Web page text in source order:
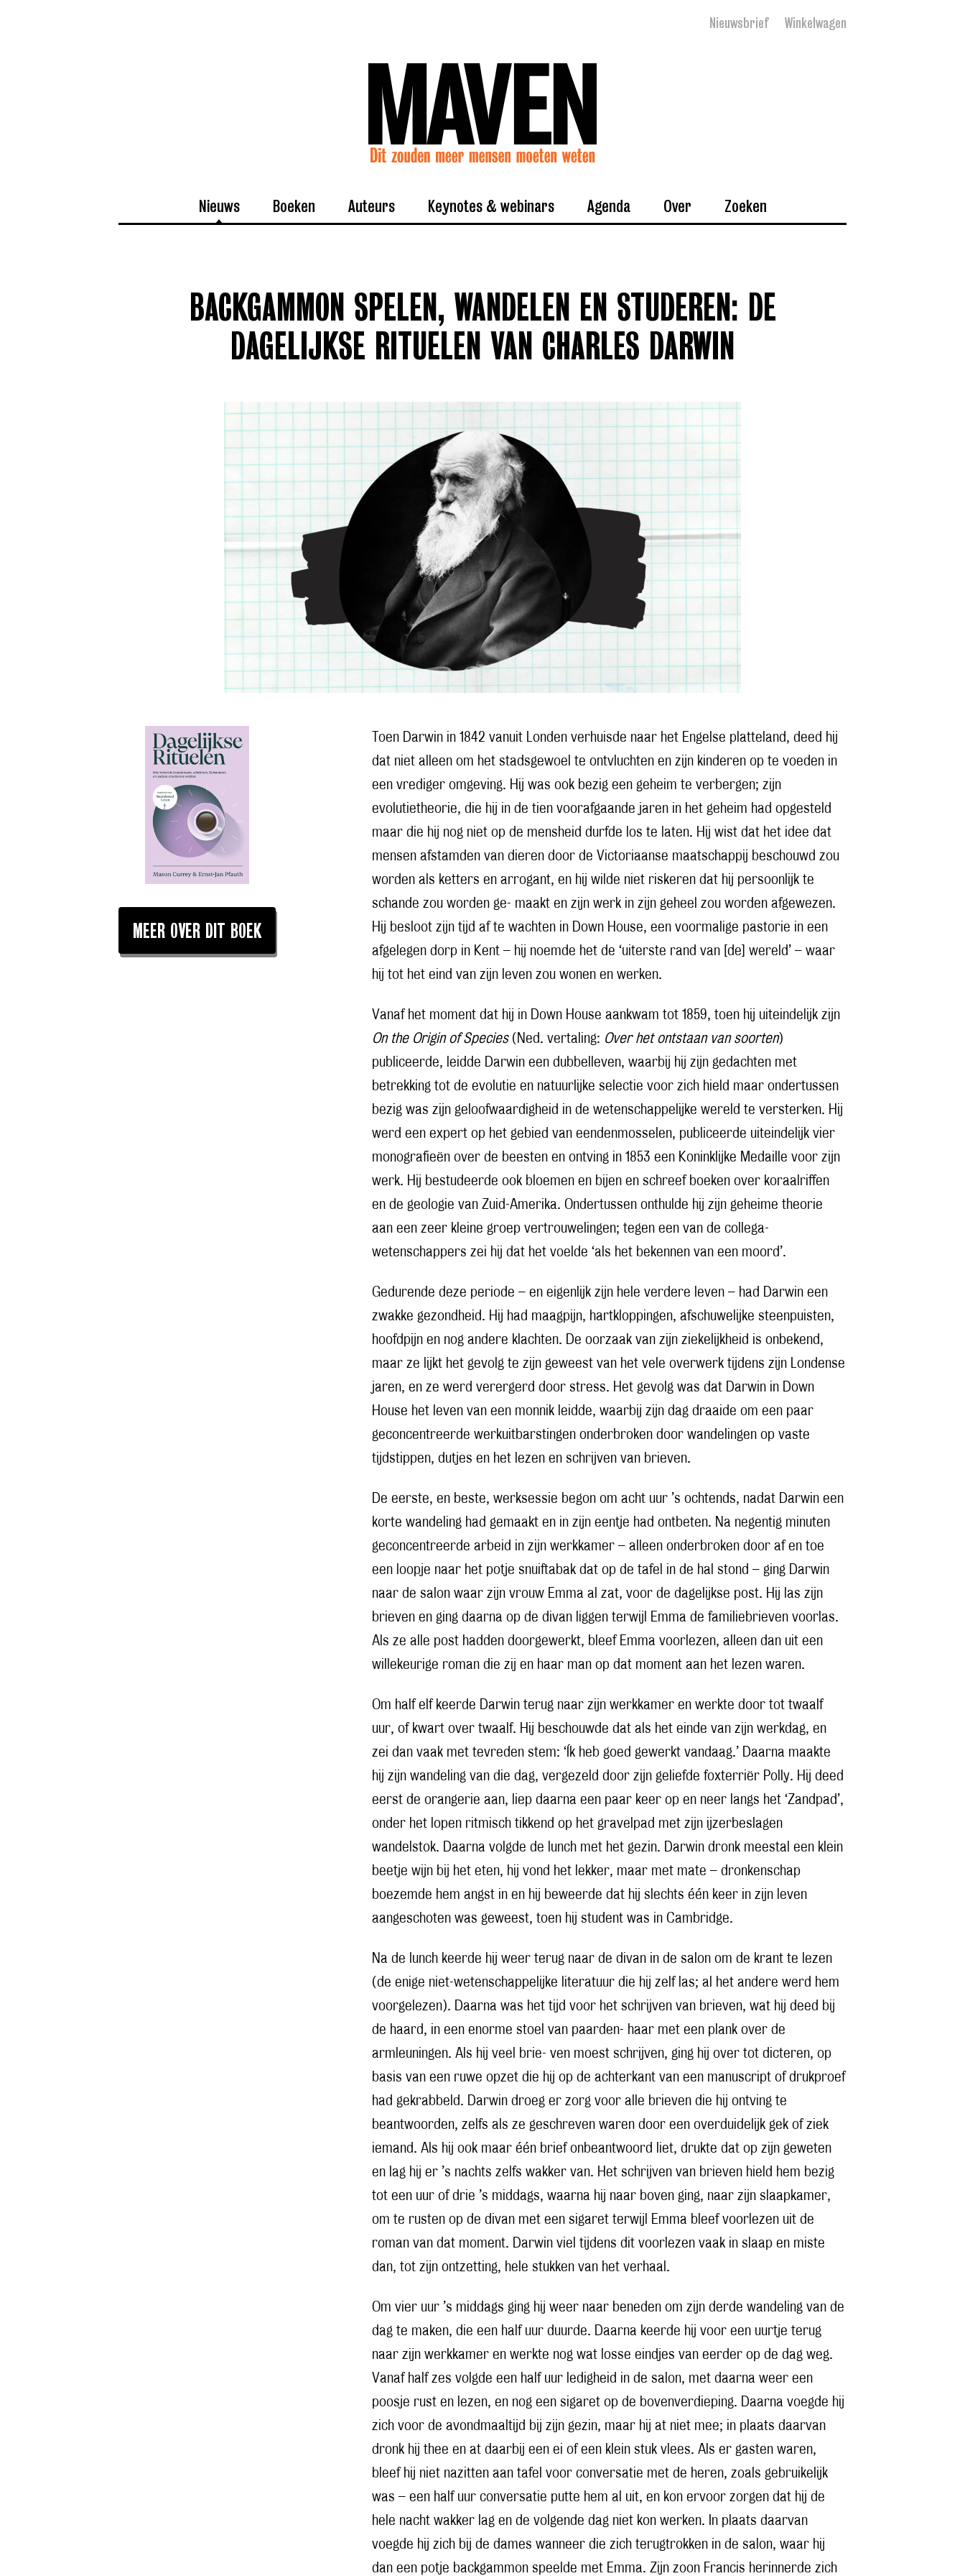
Nieuwsbrief Winkelwagen
Nieuws Boeken Auteurs Keynotes & webinars Agenda Over Zoeken
BACKGAMMON SPELEN, WANDELEN EN STUDEREN: DE
DAGELIJKSE RITUELEN VAN CHARLES DARWIN
MEER OVER DIT BOEK
Toen Darwin in 1842 vanuit Londen verhuisde naar het Engelse platteland, deed hij
dat niet alleen om het stadsgewoel te ontvluchten en zijn kinderen op te voeden in
een vrediger omgeving. Hij was ook bezig een geheim te verbergen; zijn
evolutietheorie, die hij in de tien voorafgaande jaren in het geheim had opgesteld
maar die hij nog niet op de mensheid durfde los te laten. Hij wist dat het idee dat
mensen afstamden van dieren door de Victoriaanse maatschappij beschouwd zou
worden als ketters en arrogant, en hij wilde niet riskeren dat hij persoonlijk te
schande zou worden ge- maakt en zijn werk in zijn geheel zou worden afgewezen.
Hij besloot zijn tijd af te wachten in Down House, een voormalige pastorie in een
afgelegen dorp in Kent – hij noemde het de ‘uiterste rand van [de] wereld’ – waar
hij tot het eind van zijn leven zou wonen en werken.
Vanaf het moment dat hij in Down House aankwam tot 1859, toen hij uiteindelijk zijn
On the Origin of Species (Ned. vertaling: Over het ontstaan van soorten)
publiceerde, leidde Darwin een dubbelleven, waarbij hij zijn gedachten met
betrekking tot de evolutie en natuurlijke selectie voor zich hield maar ondertussen
bezig was zijn geloofwaardigheid in de wetenschappelijke wereld te versterken. Hij
werd een expert op het gebied van eendenmosselen, publiceerde uiteindelijk vier
monografieën over de beesten en ontving in 1853 een Koninklijke Medaille voor zijn
werk. Hij bestudeerde ook bloemen en bijen en schreef boeken over koraalriffen
en de geologie van Zuid-Amerika. Ondertussen onthulde hij zijn geheime theorie
aan een zeer kleine groep vertrouwelingen; tegen een van de collega-
wetenschappers zei hij dat het voelde ‘als het bekennen van een moord’.
Gedurende deze periode – en eigenlijk zijn hele verdere leven – had Darwin een
zwakke gezondheid. Hij had maagpijn, hartkloppingen, afschuwelijke steenpuisten,
hoofdpijn en nog andere klachten. De oorzaak van zijn ziekelijkheid is onbekend,
maar ze lijkt het gevolg te zijn geweest van het vele overwerk tijdens zijn Londense
jaren, en ze werd verergerd door stress. Het gevolg was dat Darwin in Down
House het leven van een monnik leidde, waarbij zijn dag draaide om een paar
geconcentreerde werkuitbarstingen onderbroken door wandelingen op vaste
tijdstippen, dutjes en het lezen en schrijven van brieven.
De eerste, en beste, werksessie begon om acht uur ’s ochtends, nadat Darwin een
korte wandeling had gemaakt en in zijn eentje had ontbeten. Na negentig minuten
geconcentreerde arbeid in zijn werkkamer – alleen onderbroken door af en toe
een loopje naar het potje snuiftabak dat op de tafel in de hal stond – ging Darwin
naar de salon waar zijn vrouw Emma al zat, voor de dagelijkse post. Hij las zijn
brieven en ging daarna op de divan liggen terwijl Emma de familiebrieven voorlas.
Als ze alle post hadden doorgewerkt, bleef Emma voorlezen, alleen dan uit een
willekeurige roman die zij en haar man op dat moment aan het lezen waren.
Om half elf keerde Darwin terug naar zijn werkkamer en werkte door tot twaalf
uur, of kwart over twaalf. Hij beschouwde dat als het einde van zijn werkdag, en
zei dan vaak met tevreden stem: ‘Ík heb goed gewerkt vandaag.’ Daarna maakte
hij zijn wandeling van die dag, vergezeld door zijn geliefde foxterriër Polly. Hij deed
eerst de orangerie aan, liep daarna een paar keer op en neer langs het ‘Zandpad’,
onder het lopen ritmisch tikkend op het gravelpad met zijn ijzerbeslagen
wandelstok. Daarna volgde de lunch met het gezin. Darwin dronk meestal een klein
beetje wijn bij het eten, hij vond het lekker, maar met mate – dronkenschap
boezemde hem angst in en hij beweerde dat hij slechts één keer in zijn leven
aangeschoten was geweest, toen hij student was in Cambridge.
Na de lunch keerde hij weer terug naar de divan in de salon om de krant te lezen
(de enige niet-wetenschappelijke literatuur die hij zelf las; al het andere werd hem
voorgelezen). Daarna was het tijd voor het schrijven van brieven, wat hij deed bij
de haard, in een enorme stoel van paarden- haar met een plank over de
armleuningen. Als hij veel brie- ven moest schrijven, ging hij over tot dicteren, op
basis van een ruwe opzet die hij op de achterkant van een manuscript of drukproef
had gekrabbeld. Darwin droeg er zorg voor alle brieven die hij ontving te
beantwoorden, zelfs als ze geschreven waren door een overduidelijk gek of ziek
iemand. Als hij ook maar één brief onbeantwoord liet, drukte dat op zijn geweten
en lag hij er ’s nachts zelfs wakker van. Het schrijven van brieven hield hem bezig
tot een uur of drie ’s middags, waarna hij naar boven ging, naar zijn slaapkamer,
om te rusten op de divan met een sigaret terwijl Emma bleef voorlezen uit de
roman van dat moment. Darwin viel tijdens dit voorlezen vaak in slaap en miste
dan, tot zijn ontzetting, hele stukken van het verhaal.
Om vier uur ’s middags ging hij weer naar beneden om zijn derde wandeling van de
dag te maken, die een half uur duurde. Daarna keerde hij voor een uurtje terug
naar zijn werkkamer en werkte nog wat losse eindjes van eerder op de dag weg.
Vanaf half zes volgde een half uur ledigheid in de salon, met daarna weer een
poosje rust en lezen, en nog een sigaret op de bovenverdieping. Daarna voegde hij
zich voor de avondmaaltijd bij zijn gezin, maar hij at niet mee; in plaats daarvan
dronk hij thee en at daarbij een ei of een klein stuk vlees. Als er gasten waren,
bleef hij niet nazitten aan tafel voor conversatie met de heren, zoals gebruikelijk
was – een half uur conversatie putte hem al uit, en kon ervoor zorgen dat hij de
hele nacht wakker lag en de volgende dag niet kon werken. In plaats daarvan
voegde hij zich bij de dames wanneer die zich terugtrokken in de salon, waar hij
dan een potje backgammon speelde met Emma. Zijn zoon Francis herinnerde zich